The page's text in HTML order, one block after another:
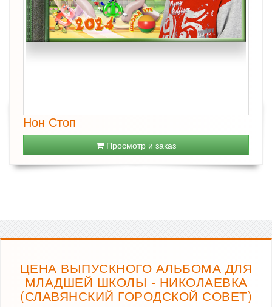
Нон Стоп
Просмотр и заказ
ЦЕНА ВЫПУСКНОГО АЛЬБОМА ДЛЯ
МЛАДШЕЙ ШКОЛЫ - НИКОЛАЕВКА
(СЛАВЯНСКИЙ ГОРОДСКОЙ СОВЕТ)